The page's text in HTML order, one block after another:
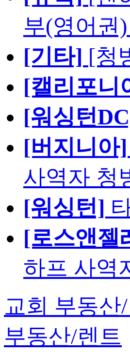
부(영어권
[기타] [청
[캘리포니
[워싱턴
[버지니아]
사역자 청
[워싱턴]
[로스앤젤
하프 사역
교회 부동산
부동산/렌트